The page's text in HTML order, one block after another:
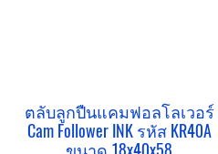
ตลับลูกปืนแคมฟอลโลเวอร์
Cam Follower INK รหัส KR40A